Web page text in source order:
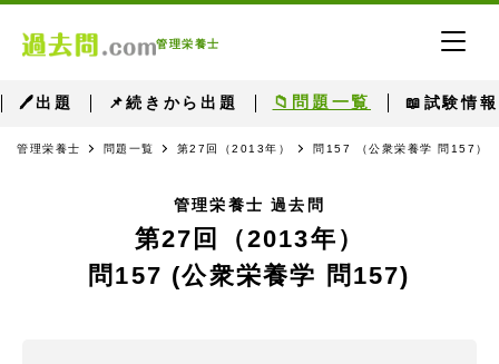
管理栄養士
🖊出題 📌続きから出題 📁問題一覧 📖試験情報
管理栄養士 問題一覧 第27回（2013年） 問157 （公衆栄養学 問157）
管理栄養士 過去問
第27回（2013年）
問157 (公衆栄養学 問157)